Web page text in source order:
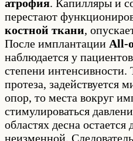
атрофия. Капилляры и
перестают
костной ткани,
После имплантации All-
наблюдается у
степени интенсивности.
протеза, задействуется
опор, то места вокруг
стимулироваться
областях десна остается
неизменной.